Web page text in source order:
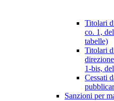
Titolari
co. 1,
tabelle)
Titolari
1-bis,
Cessati
Sanzioni per